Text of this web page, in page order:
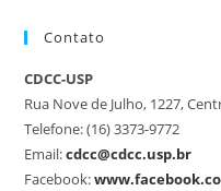
Contato
CDCC-USP
Rua Nove de Julho, 1227,
Telefone: (16) 3373-9772
Email:cdcc@cdcc.usp.br
Facebook: